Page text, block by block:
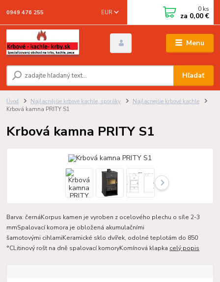
Menu
EUR
Hľadať
0949 476 255 0 ks
za 0,00 €
Úvod Najlacnějšie krbové kachle, sporáky
Najlacnejšie krbové kachle
Krbová kamna PRITY S1
Krbová kamna PRITY S1
Barva: černáKorpus kamen je vyroben z ocelového plechu o síle 2-3
mmSpalovací komora je obložená akumulačními
šamotovými cihlamiKeramické sklo dvířek, odolné teplotám do 850
°CLitinový rošt na dně spalovací komoryKomínová klapka celý popis